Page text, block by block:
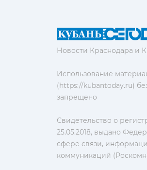
Новости Краснодара и
Использование
(https://kubantoday.ru)
запрещено
Свидетельство о
25.05.2018, выдано
сфере связи,
коммуникаций